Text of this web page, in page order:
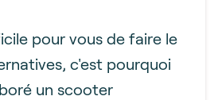
pour vous de faire le
c'est pourquoi
un scooter